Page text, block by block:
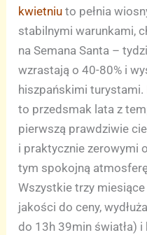
kwietniu to pełnia
stabilnymi warunkami,
na Semana Santa –
wzrastają o 40-80% i
hiszpańskimi turystami.
to przedsmak lata z
pierwszą prawdziwie
i praktycznie zerowymi
tym spokojną
Wszystkie trzy
jakości do ceny,
do 13h 39min światła)